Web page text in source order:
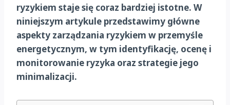
ryzykiem staje się coraz bardziej istotne. W
niniejszym artykule przedstawimy główne
aspekty zarządzania ryzykiem w przemyśle
energetycznym, w tym identyfikację, ocenę i
monitorowanie ryzyka oraz strategie jego
minimalizacji.